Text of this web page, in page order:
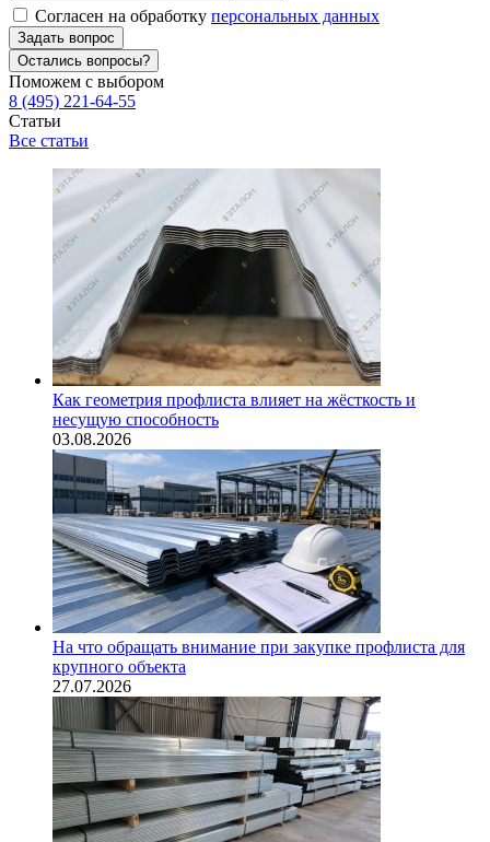
Согласен на обработку персональных данных
Задать вопрос
Остались вопросы?
Поможем с выбором
8 (495) 221-64-55
Статьи
Все статьи
Как геометрия профлиста влияет на жёсткость и
несущую способность
03.08.2026
На что обращать внимание при закупке профлиста для
крупного объекта
27.07.2026